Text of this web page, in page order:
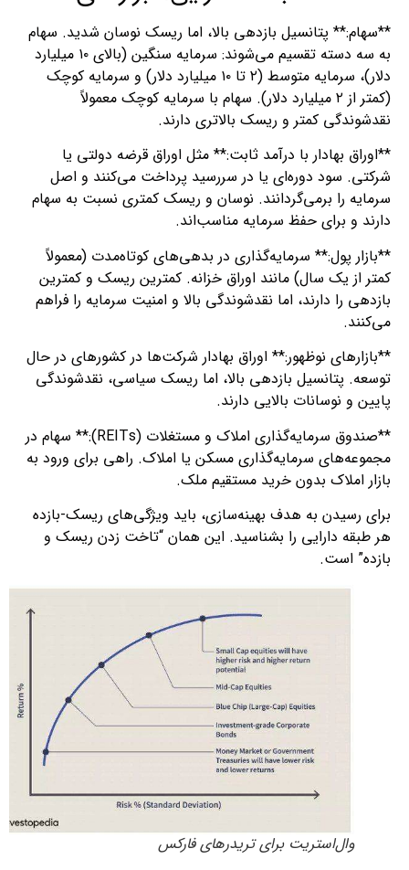
**سهام:** پتانسیل بازدهی بالا، اما ریسک نوسان شدید. سهام
به سه دسته تقسیم می‌شوند: سرمایه سنگین (بالای ۱۰ میلیارد
دلار)، سرمایه متوسط (۲ تا ۱۰ میلیارد دلار) و سرمایه کوچک
(کمتر از ۲ میلیارد دلار). سهام با سرمایه کوچک معمولاً
نقدشوندگی کمتر و ریسک بالاتری دارند.
**اوراق بهادار با درآمد ثابت:** مثل اوراق قرضه دولتی یا
شرکتی. سود دوره‌ای یا در سررسید پرداخت می‌کنند و اصل
سرمایه را برمی‌گردانند. نوسان و ریسک کمتری نسبت به سهام
دارند و برای حفظ سرمایه مناسب‌اند.
**بازار پول:** سرمایه‌گذاری در بدهی‌های کوتاه‌مدت (معمولاً
کمتر از یک سال) مانند اوراق خزانه. کمترین ریسک و کمترین
بازدهی را دارند، اما نقدشوندگی بالا و امنیت سرمایه را فراهم
می‌کنند.
**بازارهای نوظهور:** اوراق بهادار شرکت‌ها در کشورهای در حال
توسعه. پتانسیل بازدهی بالا، اما ریسک سیاسی، نقدشوندگی
پایین و نوسانات بالایی دارند.
**صندوق سرمایه‌گذاری املاک و مستغلات (REITs):** سهام در
مجموعه‌های سرمایه‌گذاری مسکن یا املاک. راهی برای ورود به
بازار املاک بدون خرید مستقیم ملک.
برای رسیدن به هدف بهینه‌سازی، باید ویژگی‌های ریسک-بازده
هر طبقه دارایی را بشناسید. این همان “تاخت زدن ریسک و
بازده” است.
وال‌استریت برای تریدرهای فارکس